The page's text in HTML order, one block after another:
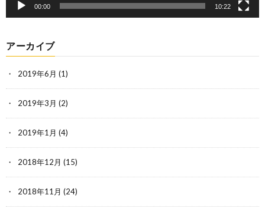
00:00 10:22
アーカイブ
2019年6月 (1)
2019年3月 (2)
2019年1月 (4)
2018年12月 (15)
2018年11月 (24)